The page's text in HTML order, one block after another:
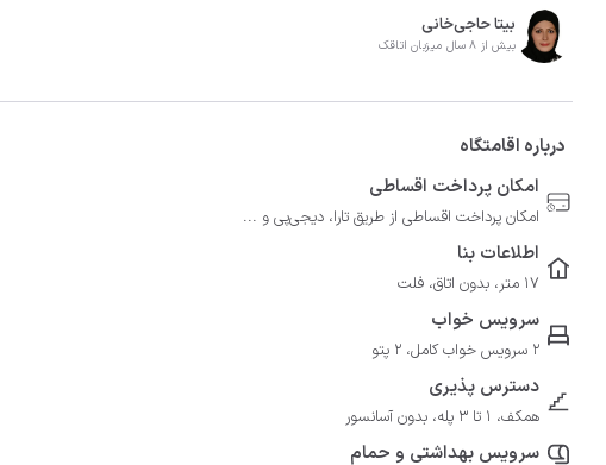
بیتا حاجی‌خانی
بیش از 8 سال میزبان اتاقک
درباره اقامتگاه
امکان پرداخت اقساطی
امکان پرداخت اقساطی از طریق تارا، دیجی‌پی و ...
اطلاعات بنا
17 متر، بدون اتاق، فلت
سرویس خواب
2 سرویس خواب کامل، 2 پتو
دسترس پذیری
همکف، 1 تا 3 پله، بدون آسانسور
سرویس بهداشتی و حمام